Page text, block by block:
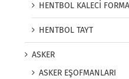
HENTBOL KALECİ FORMA
HENTBOL TAYT
ASKER
ASKER EŞOFMANLARI